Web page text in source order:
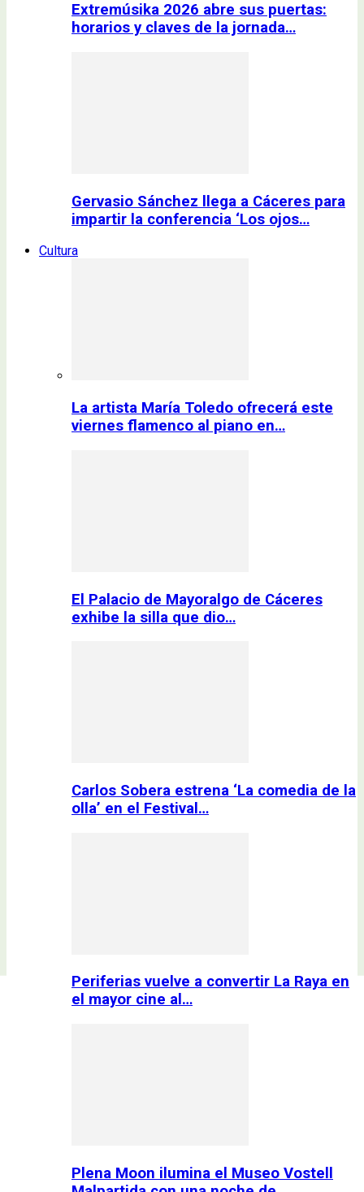
Extremúsika 2026 abre sus puertas:
horarios y claves de la jornada…
Gervasio Sánchez llega a Cáceres para
impartir la conferencia ‘Los ojos…
Cultura
La artista María Toledo ofrecerá este
viernes flamenco al piano en…
El Palacio de Mayoralgo de Cáceres
exhibe la silla que dio…
Carlos Sobera estrena ‘La comedia de la
olla’ en el Festival…
Periferias vuelve a convertir La Raya en
el mayor cine al…
Plena Moon ilumina el Museo Vostell